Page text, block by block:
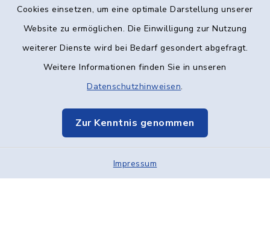
Cookies einsetzen, um eine optimale Darstellung unserer
Website zu ermöglichen. Die Einwilligung zur Nutzung
weiterer Dienste wird bei Bedarf gesondert abgefragt.
Weitere Informationen finden Sie in unseren
Datenschutzhinweisen.
Zur Kenntnis genommen
Impressum
Kontakt
Datenschutz
Elektronische Kommunikation
Sitemap